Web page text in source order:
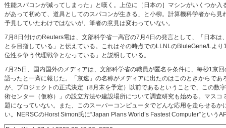
性能スパコンが減ってしまった」と嘆く。上位に［日本の］マシンがいくつか
があって初めて、道具としてのスパコンが生きる」と小柳。計算機科学者から
予見していたわけではないが、筆者の意見は変わっていない。
7月8日付けのReuters電は、文部科学省一高官の7月4日の発言として、「日本
とを目指している」と伝えている。これはその時点でのLLNLのBluleGene/Lよ
位性を争う代理戦争となっている」と説明している。
7月25日、国内国外のメディアは、文部科学省の職員が匿名を条件に、毎秒1京
語ったと一斉に報じた。「京速」の名称がメディアに出たのはこのときからで
が、プロジェクトの正式決定（8月末を予定）以前であるということで、この
術センター（仮称）」の設立方法や建設場所について調査研究も始める。マス
題になっていない。また、このスーパーコンピュータでどんな応用を走らせる
い。NERSCのHorst Simon氏に“Japan Plans World’s Fastest Computer”という